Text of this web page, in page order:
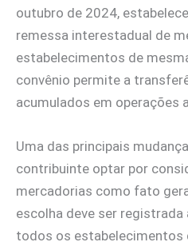
outubro de 2024,
remessa interestadual de
estabelecimentos de
convênio permite a
acumulados em operações
Uma das principais
contribuinte optar por
mercadorias como fato
escolha deve ser registrada
todos os estabelecimentos